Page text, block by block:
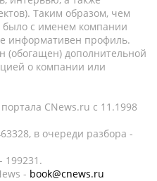
Таким образом, чем
было с именем компании
информативен профиль.
(обогащен) дополнительной
о компании или
CNews.ru c 11.1998
в очереди разбора -
199231.
- book@cnews.ru